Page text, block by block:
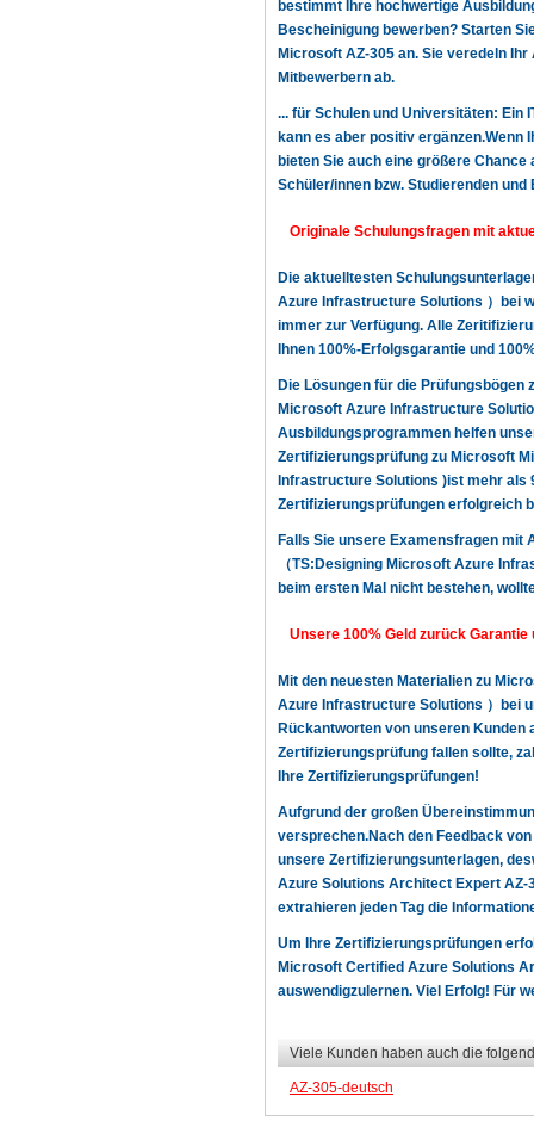
bestimmt Ihre hochwertige
Bescheinigung bewerben? Starten
Microsoft AZ-305 an. Sie veredeln
Mitbewerbern ab.
... für Schulen und Universitäten: Ein
kann es aber positiv
bieten Sie auch eine größere
Schüler/innen bzw. Studierenden
Originale Schulungsfragen mit
Die aktuelltesten
Azure Infrastructure Solutions ）bei
immer zur Verfügung. Alle
Ihnen 100%-Erfolgsgarantie und
Die Lösungen für die
Microsoft Azure Infrastructure
Ausbildungsprogrammen helfen
Zertifizierungsprüfung zu Microsoft
Infrastructure Solutions )ist mehr als
Zertifizierungsprüfungen erfolgreich
Falls Sie unsere Examensfragen
（TS:Designing Microsoft Azure
beim ersten Mal nicht bestehen,
Unsere 100% Geld zurück
Mit den neuesten Materialien zu
Azure Infrastructure Solutions ）bei
Rückantworten von unseren Kunden
Zertifizierungsprüfung fallen sollte,
Ihre Zertifizierungsprüfungen!
Aufgrund der großen
versprechen.Nach den Feedback
unsere Zertifizierungsunterlagen,
Azure Solutions Architect Expert
extrahieren jeden Tag die
Um Ihre Zertifizierungsprüfungen
Microsoft Certified Azure Solutions
auswendigzulernen. Viel Erfolg! Für
Viele Kunden haben auch die
AZ-305-deutsch